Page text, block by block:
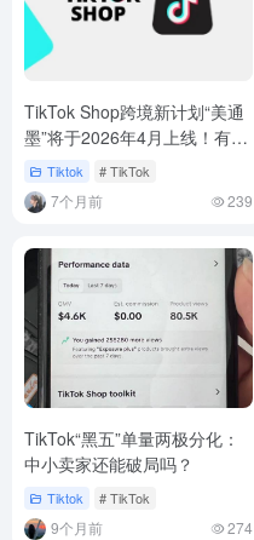
TikTok Shop跨境新计划“美通
墨”将于2026年4月上线！有美
国站就能做墨西哥市场
Tiktok # TikTok
7个月前 239
TikTok“黑五”单量两极分化：
中小卖家还能破局吗？
Tiktok # TikTok
9个月前 274